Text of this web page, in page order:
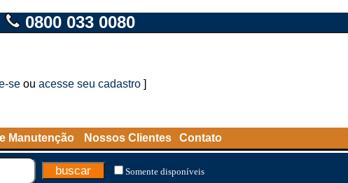
0800 033 0080
se ou acesse seu cadastro ]
Manutenção Nossos Clientes Contato
Somente disponíveis